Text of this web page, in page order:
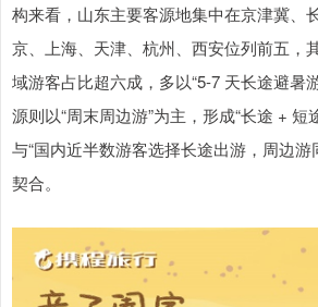
构来看，山东主要客源地集中在京津冀、
京、上海、天津、杭州、西安位列前五，
域游客占比超六成，多以“5-7 天长途避暑
源则以“周末周边游”为主，形成“长途 + 短
与“国内近半数游客选择长途出游，周边游
契合。